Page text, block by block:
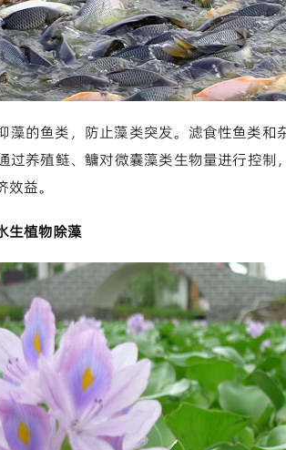
藻的鱼类，防止藻类突发。滤食性鱼类
过养殖鲢、鳙对微囊藻类生物量进行控
益。
生植物除藻